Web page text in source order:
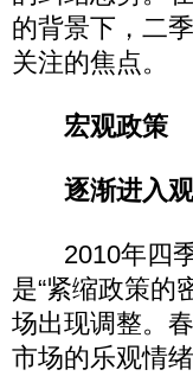
的背景下，二
关注的焦点。
宏观政策
逐渐进入
2010年四季
是“紧缩政策的
场出现调整。
市场的乐观情